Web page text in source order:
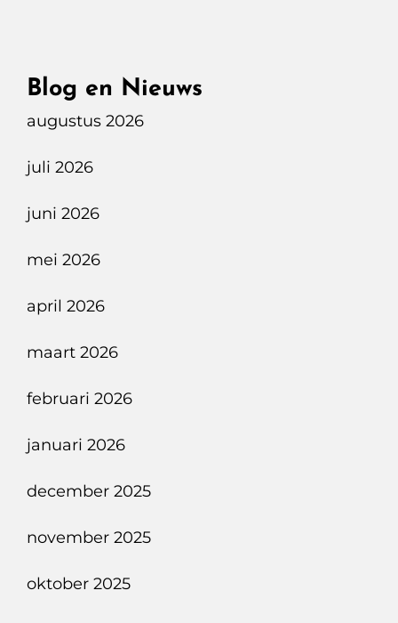
Aan
Blog en Nieuws
augustus 2026
juli 2026
juni 2026
mei 2026
april 2026
maart 2026
februari 2026
januari 2026
december 2025
november 2025
oktober 2025